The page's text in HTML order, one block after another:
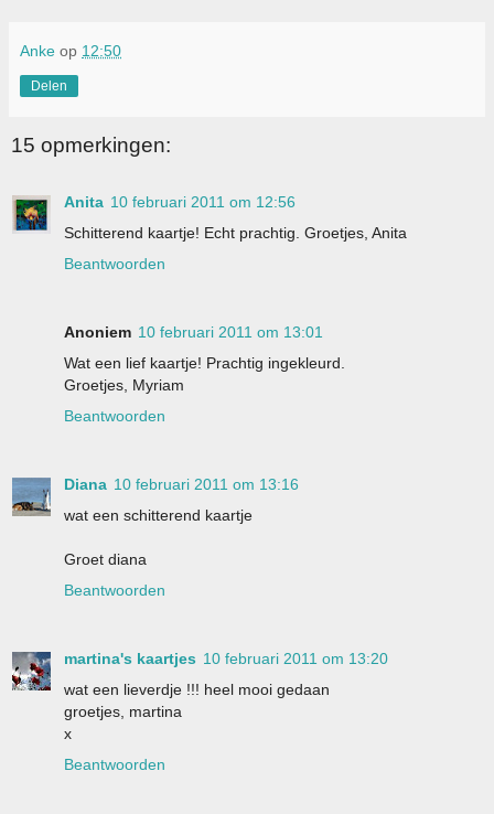
Anke op 12:50
Delen
15 opmerkingen:
Anita 10 februari 2011 om 12:56
Schitterend kaartje! Echt prachtig. Groetjes, Anita
Beantwoorden
Anoniem 10 februari 2011 om 13:01
Wat een lief kaartje! Prachtig ingekleurd.
Groetjes, Myriam
Beantwoorden
Diana 10 februari 2011 om 13:16
wat een schitterend kaartje
Groet diana
Beantwoorden
martina's kaartjes 10 februari 2011 om 13:20
wat een lieverdje !!! heel mooi gedaan
groetjes, martina
x
Beantwoorden